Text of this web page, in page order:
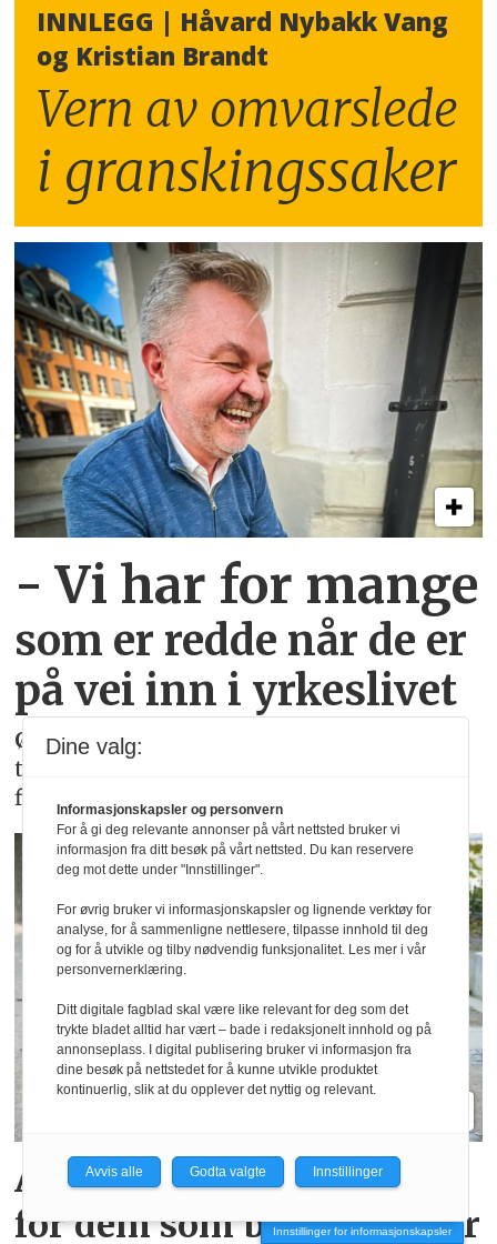
INNLEGG | Håvard Nybakk Vang
og Kristian Brandt
Vern av omvarslede
i granskingssaker
- Vi har for mange
som er redde når de er
på vei inn i yrkeslivet
Øystein Bonvik
tankegods og løsninger for den som vil
fikse det kommende arbeidslivet.
Arbeidslivet endrer seg
for dem som blir bestemor
Innstillinger for informasjonskapsler
Dine valg:
Informasjonskapsler og personvern
For å gi deg relevante annonser på vårt nettsted bruker vi
informasjon fra ditt besøk på vårt nettsted. Du kan reservere
deg mot dette under "Innstillinger".
For øvrig bruker vi informasjonskapsler og lignende verktøy for
analyse, for å sammenligne nettlesere, tilpasse innhold til deg
og for å utvikle og tilby nødvendig funksjonalitet. Les mer i vår
personvernerklæring.
Ditt digitale fagblad skal være like relevant for deg som det
trykte bladet alltid har vært – bade i redaksjonelt innhold og på
annonseplass. I digital publisering bruker vi informasjon fra
dine besøk på nettstedet for å kunne utvikle produktet
kontinuerlig, slik at du opplever det nyttig og relevant.
Avvis alle Godta valgte Innstillinger